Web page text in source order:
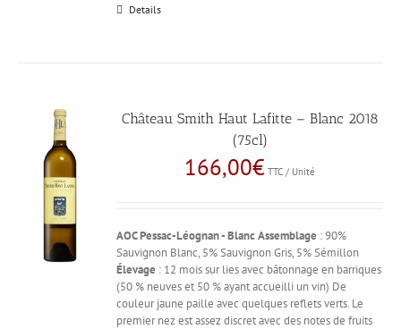
Details
Château Smith Haut Lafitte – Blanc 2018
(75cl)
166,00€ TTC / Unité
AOC Pessac-Léognan - Blanc Assemblage : 90%
Sauvignon Blanc, 5% Sauvignon Gris, 5% Sémillon
Élevage : 12 mois sur lies avec bâtonnage en barriques
(50 % neuves et 50 % ayant accueilli un vin) De
couleur jaune paille avec quelques reflets verts. Le
premier nez est assez discret avec des notes de fruits